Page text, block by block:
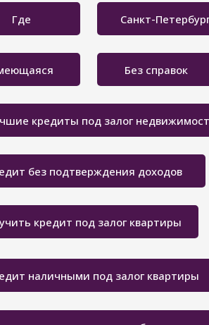
наличными под залог квартиры
кредит под залог квартиры
без подтверждения доходов
кредиты под залог
Без справок
Где Санкт-